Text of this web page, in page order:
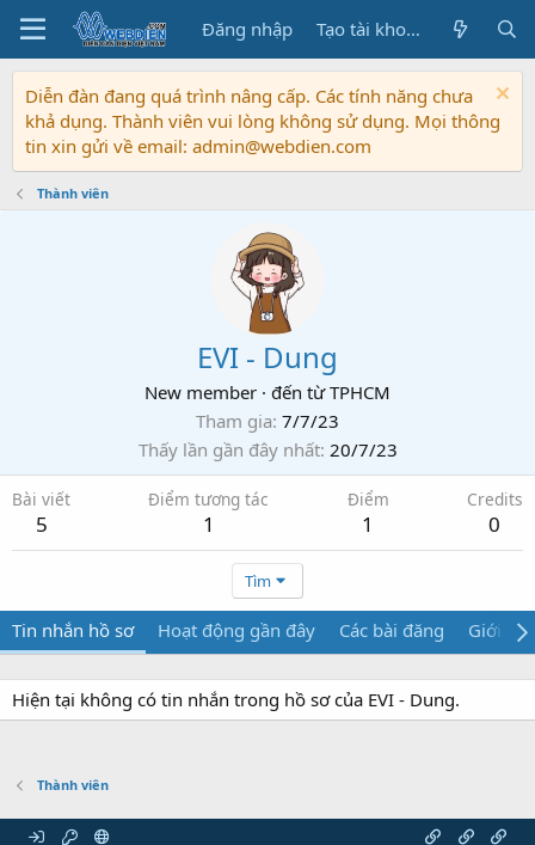
Đăng nhập Tạo tài khoản
Diễn đàn đang quá trình nâng cấp. Các tính năng chưa
khả dụng. Thành viên vui lòng không sử dụng. Mọi thông
tin xin gửi về email: admin@webdien.com
Thành viên
EVI - Dung
New member · đến từ TPHCM
Tham gia 7/7/23
Thấy lần gần đây nhất 20/7/23
Bài viết
5
Điểm tương tác
1
Điểm
1
Credits
0
Tìm
Tin nhắn hồ sơ Hoạt động gần đây Các bài đăng Giới
Hiện tại không có tin nhắn trong hồ sơ của EVI - Dung.
Thành viên